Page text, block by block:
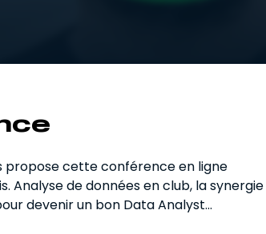
propose cette conférence en ligne
Analyse de données en club, la synergie
devenir un bon Data Analyst…